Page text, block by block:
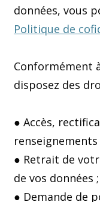
données, vous
Politique de
Conformément
disposez des
● Accès,
● Retrait de
de vos données ;
● Demande de